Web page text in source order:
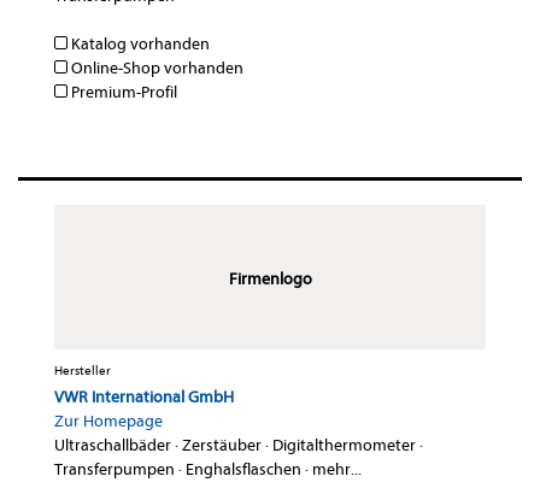
Katalog vorhanden
Online-Shop vorhanden
Premium-Profil
Firmenlogo
Hersteller
VWR International GmbH
Zur Homepage
Ultraschallbäder·Zerstäuber· Digitalthermometer·
Transferpumpen · Enghalsflaschen · mehr...